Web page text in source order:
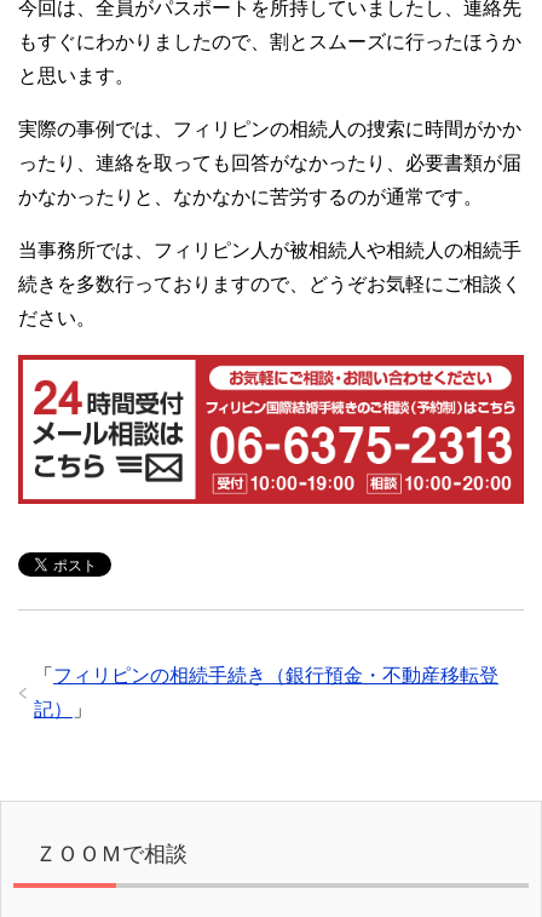
今回は、全員がパスポートを所持していましたし、連絡先
もすぐにわかりましたので、割とスムーズに行ったほうか
と思います。
実際の事例では、フィリピンの相続人の捜索に時間がかか
ったり、連絡を取っても回答がなかったり、必要書類が届
かなかったりと、なかなかに苦労するのが通常です。
当事務所では、フィリピン人が被相続人や相続人の相続手
続きを多数行っておりますので、どうぞお気軽にご相談く
ださい。
「 フィリピンの相続手続き（銀行預金・不動産移転登
記）
」
ＺＯＯＭで相談